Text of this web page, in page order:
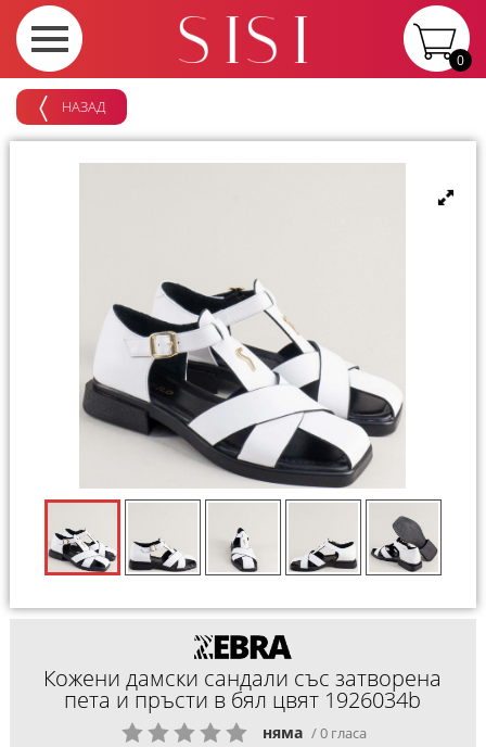
0
НАЗАД
Кожени дамски сандали със затворена
пета и пръсти в бял цвят 1926034b
няма / 0 гласа